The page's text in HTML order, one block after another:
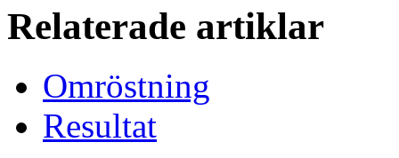
Relaterade artiklar
Omröstning
Resultat